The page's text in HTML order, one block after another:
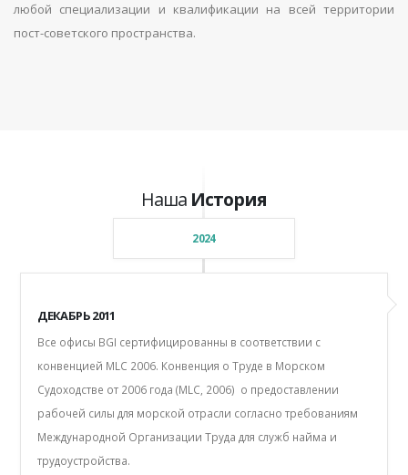
любой специализации и квалификации на всей территории
пост-советского пространства.
Наша История
2024
ДЕКАБРЬ 2011
Все офисы BGI сертифицированны в соответствии с
конвенцией MLC 2006. Конвенция о Труде в Морском
Судоходстве от 2006 года (MLC, 2006) о предоставлении
рабочей силы для морской отрасли согласно требованиям
Международной Организации Труда для служб найма и
трудоустройства.